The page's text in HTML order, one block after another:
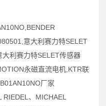
意大利赛力特SELET
利赛力特SELET传感器
永磁直流电机,KTR联
厂家
、MICHAEL